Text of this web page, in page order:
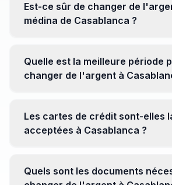
être moins avantageux. Orientez-vous
bureaux de change en ville pour
Est-ce sûr de changer de
médina de Casablanca ?
établissements réputés pour éviter les
Quelle est la meilleure période
changer de l'argent à
soyez attentif aux fluctuations pour
de vos devises.
Les cartes de crédit sont-elles
acceptées à Casablanca ?
Cependant, avoir un peu de monnaie
Quels sont les documents